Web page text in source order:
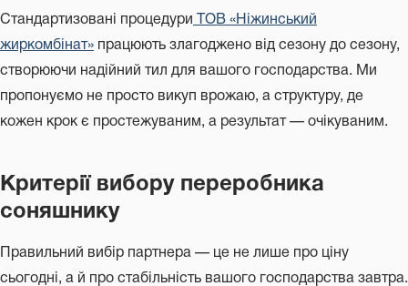
Стандартизовані процедури ТОВ «Ніжинський
жиркомбінат» працюють злагоджено від сезону до сезону,
створюючи надійний тил для вашого господарства. Ми
пропонуємо не просто викуп врожаю, а структуру, де
кожен крок є простежуваним, а результат — очікуваним.
Критерії вибору переробника
соняшнику
Правильний вибір партнера — це не лише про ціну
сьогодні, а й про стабільність вашого господарства завтра.